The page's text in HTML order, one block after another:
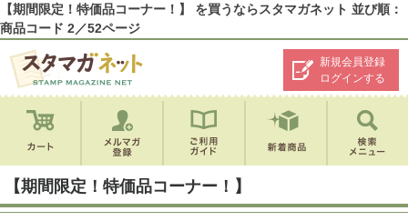
【期間限定！特価品コーナー！】 を買うならスタマガネット 並び順：
商品コード 2／52ページ
新規会員登録
ログインする
【期間限定！特価品コーナー！】